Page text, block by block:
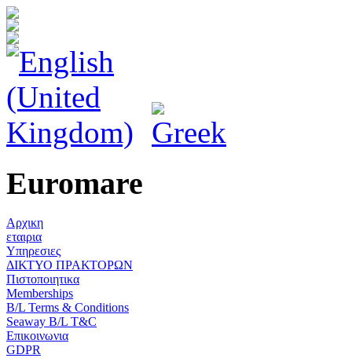
Euromare
Αρχικη
εταιρια
Υπηρεσιες
ΔΙΚΤΥΟ ΠΡΑΚΤΟΡΩΝ
Πιστοποιητικα
Memberships
B/L Terms & Conditions
Seaway B/L T&C
Επικοινωνια
GDPR